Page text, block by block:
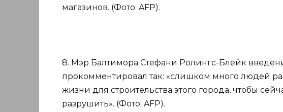
магазинов. (Фото: AFP).
8. Мэр Балтимора Стефани Ролингс-Блейк
прокомментировал так: «слишком много людей
жизни для строительства этого города, чтобы
разрушить». (Фото: AFP).